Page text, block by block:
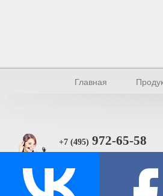
Главная
+7 (495) 972-65-58